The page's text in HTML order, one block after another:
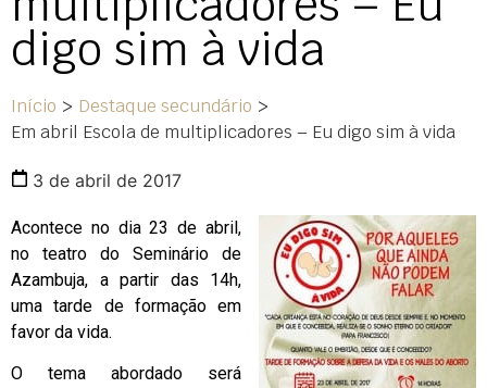
digo sim à vida
Início > Destaque secundário >
Em abril Escola de multiplicadores – Eu digo sim à vida
3 de abril de 2017
Acontece no dia 23 de abril,
no teatro do Seminário de
Azambuja, a partir das 14h,
uma tarde de formação em
favor da vida.
O tema abordado será